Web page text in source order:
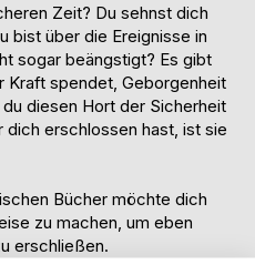
Zeit? Du sehnst dich
bist über die Ereignisse in
sogar beängstigt? Es gibt
Kraft spendet, Geborgenheit
diesen Hort der Sicherheit
dich erschlossen hast, ist sie
Bücher möchte dich
zu machen, um eben
erschließen.